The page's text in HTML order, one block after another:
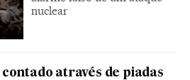
nuclear
através de piadas